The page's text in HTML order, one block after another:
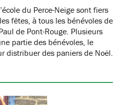
du Perce-Neige sont fiers
fêtes, à tous les bénévoles de
de Pont-Rouge. Plusieurs
partie des bénévoles, le
distribuer des paniers de Noël.